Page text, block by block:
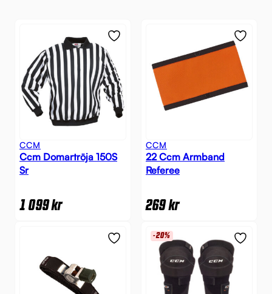
CCM
Ccm Domartröja 150S
Sr
1 099kr
CCM
22 Ccm Armband
Referee
269kr
-20%